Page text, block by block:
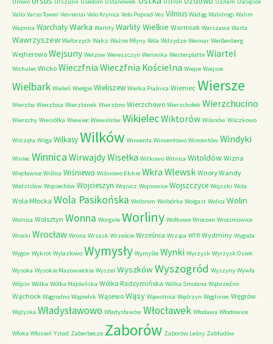
Vallo Varso Tower Veivieriai Velo Krynica Velo Poprad Ves Vilnius Wadąg Walidrogi Walim
Wapnica WarchałyWarka Warlity Warlity Wielkie Warmiak Warszawa Warta
Wawrzyszew Wałbrzych Wałcz Ważne Młyny Wda Wdzydze Weimar Weißenberg
Wejherowo Wejsuny Welzow Wereszczyn Weronika Westerplatte Wiartel
Wichulec Wicko Wieczfnia Wieczfnia Kościelna Wiejce Wiejsce
Wielbark Wieleń Wielgie Wieliszew Wielka Piaśnica Wieniec Wiersze
Wierzba Wierzbica Wierzbinek Wierzbno Wierzchowo Wierzchołek Wierzchucino
Wierzchy Wiesiółka Wiewiec Wiewiórów WikielecWiktorów Wilanów Wilczkowo
Wilczęta Wilga WilkasyWilków Wincenta Wincentowo Wincentów Windyki
Winiec Winnica WirwajdyWisełka Witkowo Witnica Witoldów Wizna
Więcławice Wiślica Wiśniewo Wiśniowo Ełckie Wkra Wlewsk Wnory Wandy
Wodzisław Wojciechów Wojcieszyn Wojnicz Wojnowice Wojszczyce Wojszki Wola
Wola Młocka Wola Pasikońska Wolbrom Wolbórka Wolgast Wolica Wolin
Wolnica Wolsztyn Wonna Worgule Worliny Wołkowe Wriezen Wrocimowice
Wrocki Wrocław Wrona Wrzask Wrzeście Września Wrząca WTR Wydminy Wygoda
Wygon Wykrot Wylazłowo Wymysły Wymyśle Wynki Wyrzysk Wyrzysk Osiek
Wysoka Wysokie Mazowieckie Wyszel WyszkówWyszogród Wyszyny Wywła
Wójcin Wólka Wólka Majdańska Wólka Radzymińska Wólka Smolana Wąbrzeźno
Wąchock Wągrodno Wąpielsk Wąsewo Wąsy Wąwolnica Wędrzyn Węgliniec Węgrów
Wężyska Władysławowo Władysławów Włocławek Włodawa Włodowice
Włoka Włosień Ystad Zaberbecze Zaborów Zaborów Leśny Zabłudów